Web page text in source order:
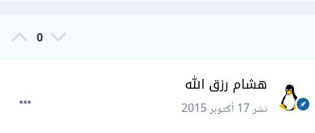
0
هشام رزق الله
نشر17 أكتوبر 2015